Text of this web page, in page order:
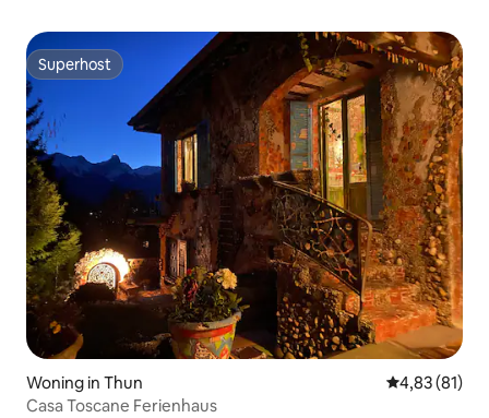
Superhost
Superhost
Woning in Thun Gemiddelde
4,83 (81)
Casa Toscane Ferienhaus